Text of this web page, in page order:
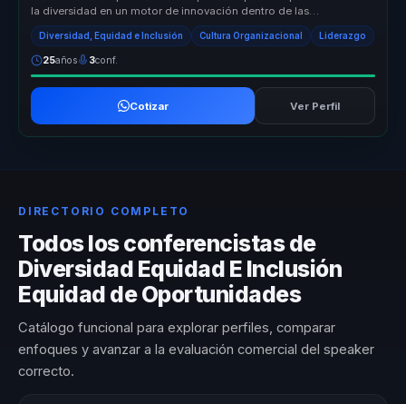
la diversidad en un motor de innovación dentro de las
organizaciones. S...
Diversidad, Equidad e Inclusión Cultura Organizacional Liderazgo
25años 3conf.
Cotizar Ver Perfil
DIRECTORIO COMPLETO
Todos los conferencistas de
Diversidad Equidad E Inclusión
Equidad de Oportunidades
Catálogo funcional para explorar perfiles, comparar
enfoques y avanzar a la evaluación comercial del speaker
correcto.